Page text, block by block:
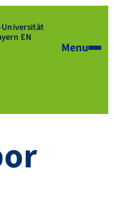
EN
Menu